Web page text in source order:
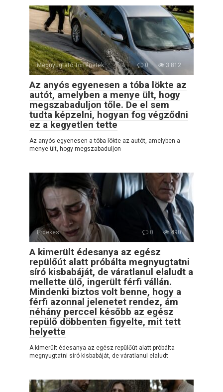
Megnyugtató Történetek 0 3 812
Az anyós egyenesen a tóba lökte az
autót, amelyben a menye ült, hogy
megszabaduljon tőle. De el sem
tudta képzelni, hogyan fog végződni
ez a kegyetlen tette
Az anyós egyenesen a tóba lökte az autót, amelyben a
menye ült, hogy megszabaduljon
Érdekes 0 490
A kimerült édesanya az egész
repülőút alatt próbálta megnyugtatni
síró kisbabáját, de váratlanul elaludt a
mellette ülő, ingerült férfi vállán.
Mindenki biztos volt benne, hogy a
férfi azonnal jelenetet rendez, ám
néhány perccel később az egész
repülő döbbenten figyelte, mit tett
helyette
A kimerült édesanya az egész repülőút alatt próbálta
megnyugtatni síró kisbabáját, de váratlanul elaludt